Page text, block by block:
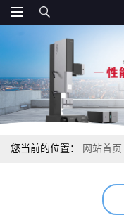
您当前的位置： 网站首页